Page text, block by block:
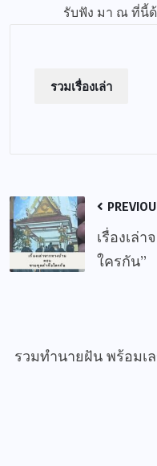
รับฟัง มา ณ ที่นี้
รวมเรื่องเล่า
เรื่องเล่
ใครกัน”
รวมทำนายฝัน พร้อมเ